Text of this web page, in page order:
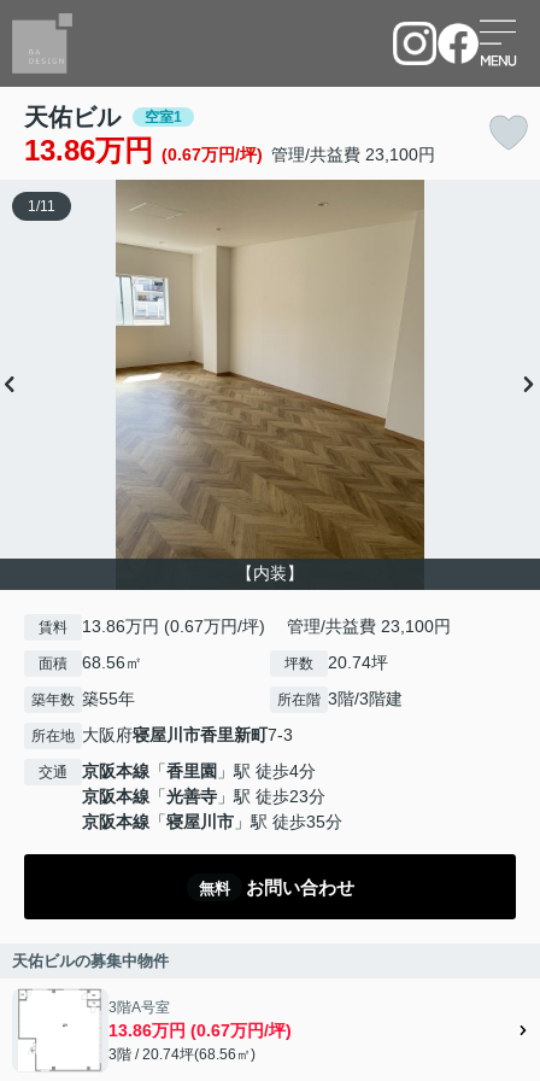
天佑ビル 空室1
13.86万円 (0.67万円/坪) 管理/共益費 23,100円
【内装】
1 /11
賃料 13.86万円 (0.67万円/坪) 管理/共益費 23,100円
面積 68.56㎡ 坪数 20.74坪
築年数 築55年 所在階 3階/3階建
所在地 大阪府寝屋川市香里新町7-3
交通 京阪本線 「香里園 」駅 徒歩4分
京阪本線 「光善寺 」駅 徒歩23分
京阪本線 「寝屋川市 」駅 徒歩35分
無料 お問い合わせ
天佑ビルの募集中物件
3階A号室
13.86万円 (0.67万円/坪)
3階 / 20.74坪(68.56㎡)